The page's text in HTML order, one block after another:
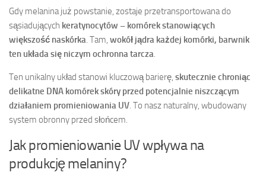
Gdy melanina już powstanie, zostaje przetransportowana do
sąsiadujących keratynocytów – komórek stanowiących
większość naskórka. Tam, wokół jądra każdej komórki, barwnik
ten układa się niczym ochronna tarcza.
Ten unikalny układ stanowi kluczową barierę, skutecznie chroniąc
delikatne DNA komórek skóry przed potencjalnie niszczącym
działaniem promieniowania UV. To nasz naturalny, wbudowany
system obronny przed słońcem.
Jak promieniowanie UV wpływa na
produkcję melaniny?